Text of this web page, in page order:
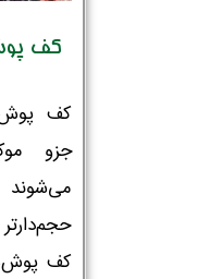
کف
کف
جزو
کف